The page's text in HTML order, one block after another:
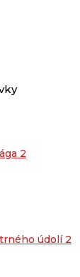
2
údolí 2